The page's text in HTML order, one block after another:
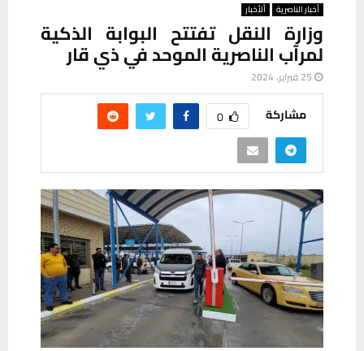
أخبار الناصرية ألأخبار
وزارة النقل تفتتح البوابة الذكية
لمرآب الناصرية الموحد في ذي قار
25 فبراير، 2024
مشاركة 0